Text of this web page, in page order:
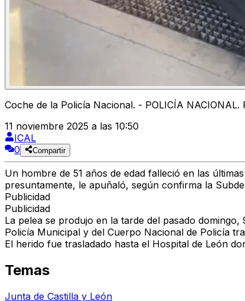
Coche de la Policía Nacional. - POLICÍA NACIONAL.
11 noviembre 2025 a las 10:50
ICAL
0
Compartir
Un hombre de 51 años de edad falleció en las
presuntamente, le apuñaló, según confirma la
Publicidad
Publicidad
La pelea se produjo en la tarde del pasado
Policía Municipal y del Cuerpo Nacional de Policía
El herido fue trasladado hasta el Hospital de León
Temas
Junta de Castilla y León